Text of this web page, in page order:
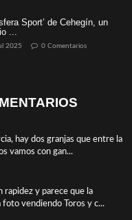
Sport’ de Cehegín, un
...
2025 0 Comentarios
hay dos granjas que entre la
vamos con gan...
rapidez y parece que la
foto vendiendo Toros y c...